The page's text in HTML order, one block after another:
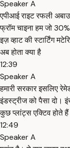
Speaker A
एपीआई राइट रफली
फ्रॉम चाइना हम जो
इज़ व्हाट की स्टार्टिंग
अब होता क्या है
12:39
Speaker A
हमारी सरकार इसलिए
इंडस्ट्रीज को पैसा दो।
कुछ प्लांट्स एक्टिव होते
12:49
Speaker A